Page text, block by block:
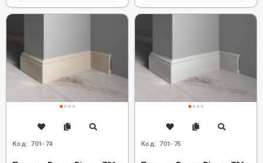
Код: 701-74 Код: 701-75